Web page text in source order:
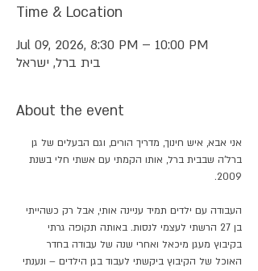
Time & Location
Jul 09, 2026, 8:30 PM – 10:00 PM
בית ברל, ישראל
About the event
אני אבא, איש חינוך, מדריך הורים, וגם הבעלים של גן
ברל'ה שבבית ברל, אותו הקמתי עם אשתי חלי בשנת
2009.
העבודה עם ילדים תמיד עניינה אותי, אבל רק כשהייתי
בן 27 הרשתי לעצמי לנסות. באותה תקופה גרתי
בקיבוץ מעגן מיכאל ואחרי שנה של עבודה בחדר
האוכל של הקיבוץ ביקשתי לעבוד בגן הילדים – ונענתי